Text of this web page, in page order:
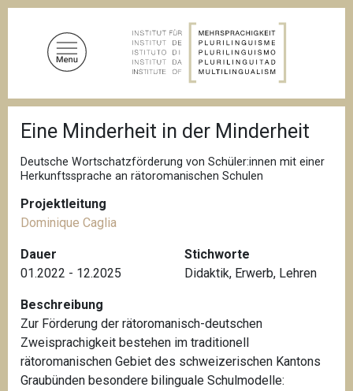
D
f
a
d
n
a
v
i
g
t
i
Eine Minderheit in der Minderheit
Deutsche Wortschatzförderung von Schüler:innen mit einer
Herkunftssprache an rätoromanischen Schulen
Projektleitung
Dominique Caglia
Dauer
01.2022 - 12.2025
Stichworte
Didaktik, Erwerb, Lehren
Beschreibung
Zur Förderung der rätoromanisch-deutschen
Zweisprachigkeit bestehen im traditionell
rätoromanischen Gebiet des schweizerischen Kantons
Graubünden besondere bilinguale Schulmodelle: